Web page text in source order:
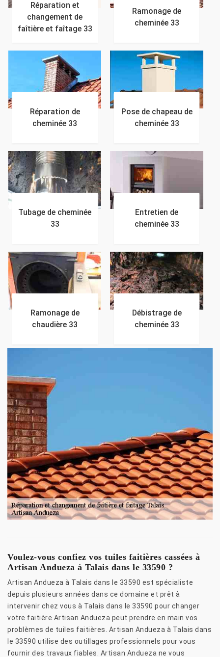
Réparation et
changement de
faîtière et faîtage 33
Ramonage de
cheminée 33
Réparation de
cheminée 33
Pose de chapeau de
cheminée 33
Tubage de cheminée
33
Entretien de
cheminée 33
Ramonage de
chaudière 33
Débistrage de
cheminée 33
Voulez-vous confiez vos tuiles faitières cassées à
Artisan Andueza à Talais dans le 33590 ?
Artisan Andueza à Talais dans le 33590 est spécialiste
depuis plusieurs années dans ce domaine et prêt à
intervenir chez vous à Talais dans le 33590 pour changer
votre faitière.Artisan Andueza peut prendre en main vos
problèmes de tuiles faitières. Artisan Andueza à Talais dans
le 33590 utilise des outillages professionnels pour vous
fournir des travaux fiables. Artisan Andueza ne vous